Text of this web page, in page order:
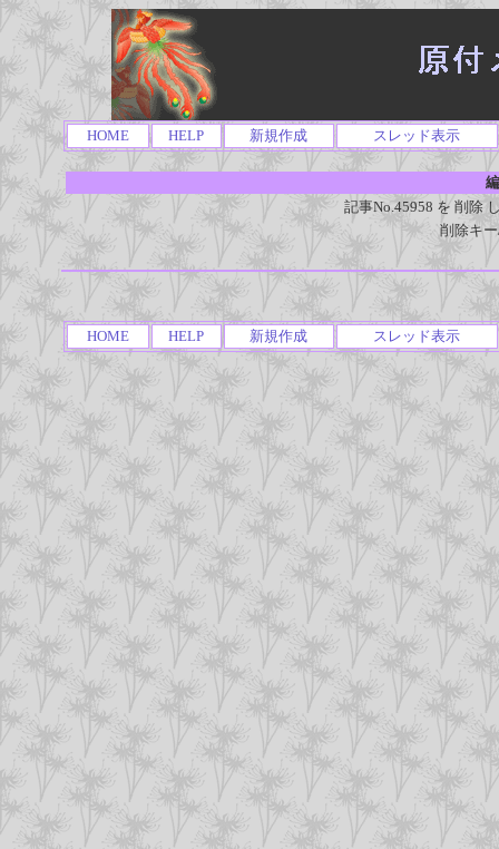
HOME HELP 新規作成 スレッド表示
記事No.45958 を 削除
削除キ
HOME HELP 新規作成 スレッド表示